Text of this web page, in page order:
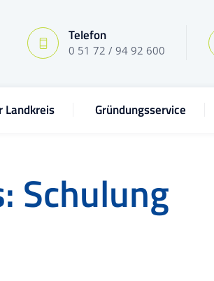
Telefon
0 51 72 / 94 92 600
Landkreis Gründungsservice
Schulung